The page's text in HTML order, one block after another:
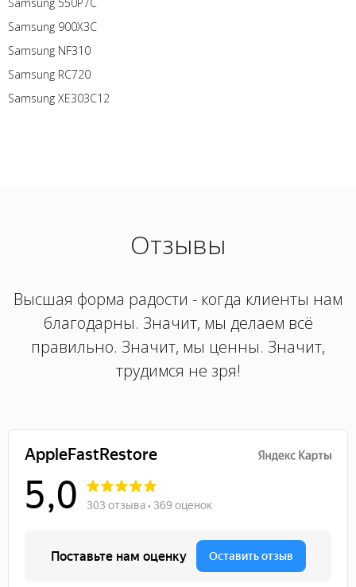
Samsung 900X3C
Samsung NF310
Samsung RC720
Samsung XE303C12
Отзывы
Высшая форма радости - когда клиенты нам
благодарны. Значит, мы делаем всё
правильно. Значит, мы ценны. Значит,
трудимся не зря!